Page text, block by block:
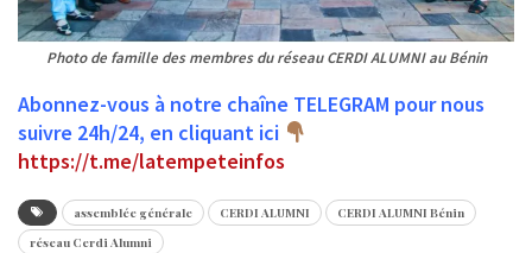
Photo de famille des membres du réseau CERDI ALUMNI au Bénin
Abonnez-vous à notre chaîne TELEGRAM pour nous
suivre 24h/24, en cliquant ici
https://t.me/latempeteinfos
assemblée générale CERDI ALUMNI
CERDI ALUMNI Bénin
réseau Cerdi Alumni